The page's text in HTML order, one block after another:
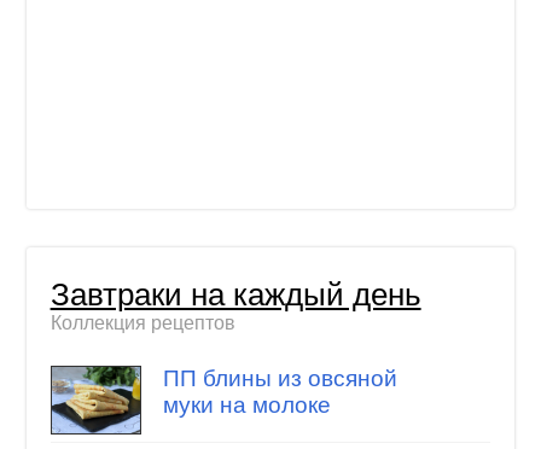
Завтраки на каждый день
Коллекция рецептов
ПП блины из овсяной
муки на молоке